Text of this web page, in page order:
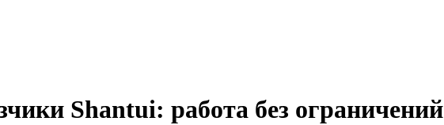
Shantui: работа без ограничений